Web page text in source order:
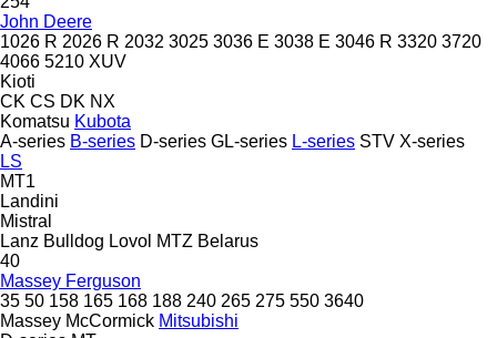
John Deere
1026 R 2026 R 2032 3025 3036 E 3038 E 3046 R 3320 3720
4066 5210 XUV
Kioti
CK CS DK NX
Komatsu Kubota
A-series B-series D-series GL-series L-series STV X-series
LS
MT1
Landini
Mistral
Lanz Bulldog Lovol MTZ Belarus
40
Massey Ferguson
35 50 158 165 168 188 240 265 275 550 3640
Massey McCormick Mitsubishi